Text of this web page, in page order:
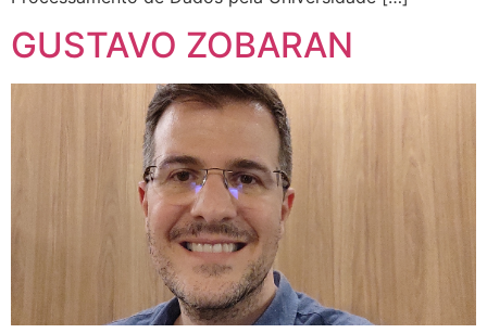
GUSTAVO ZOBARAN